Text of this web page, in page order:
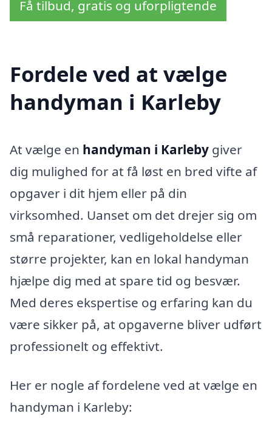
Få tilbud, gratis og uforpligtende
Fordele ved at vælge
handyman i Karleby
At vælge en handyman i Karleby giver
dig mulighed for at få løst en bred vifte af
opgaver i dit hjem eller på din
virksomhed. Uanset om det drejer sig om
små reparationer, vedligeholdelse eller
større projekter, kan en lokal handyman
hjælpe dig med at spare tid og besvær.
Med deres ekspertise og erfaring kan du
være sikker på, at opgaverne bliver udført
professionelt og effektivt.
Her er nogle af fordelene ved at vælge en
handyman i Karleby: